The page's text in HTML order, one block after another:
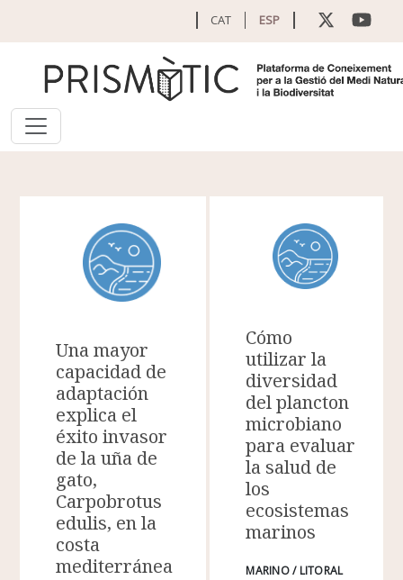
CAT ESP
Una mayor
capacidad de
adaptación
explica el
éxito invasor
de la uña de
gato,
Carpobrotus
edulis, en la
costa
mediterránea
Cómo
utilizar la
diversidad
del plancton
microbiano
para evaluar
la salud de
los
ecosistemas
marinos
MARINO / LITORAL